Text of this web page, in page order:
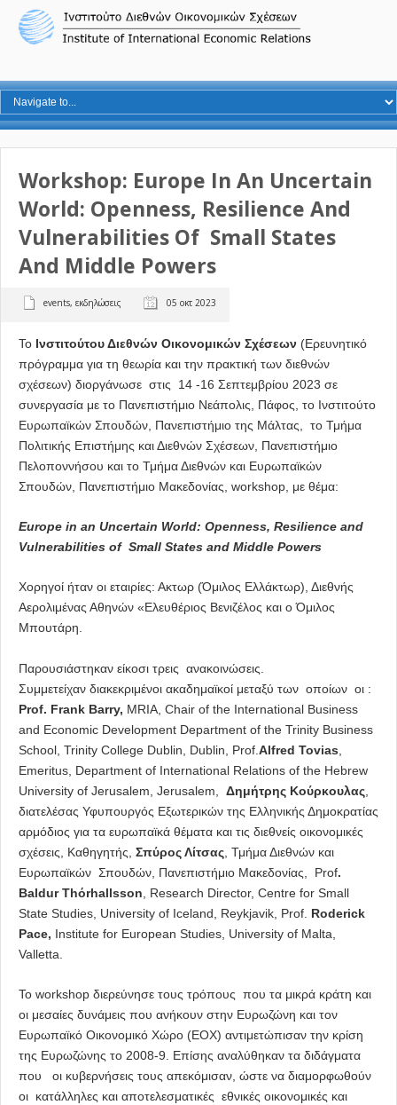
Workshop: Europe In An Uncertain
World: Openness, Resilience And
Vulnerabilities Of Small States
And Middle Powers
events, εκδηλώσεις 05 οκτ 2023
Το Ινστιτούτου Διεθνών Οικονομικών Σχέσεων (Ερευνητικό
πρόγραμμα για τη θεωρία και την πρακτική των διεθνών
σχέσεων) διοργάνωσε στις 14 -16 Σεπτεμβρίου 2023 σε
συνεργασία με το Πανεπιστήμιο Νεάπολις, Πάφος, το Ινστιτούτο
Ευρωπαϊκών Σπουδών, Πανεπιστήμιο της Μάλτας, το Τμήμα
Πολιτικής Επιστήμης και Διεθνών Σχέσεων, Πανεπιστήμιο
Πελοποννήσου και το Τμήμα Διεθνών και Ευρωπαϊκών
Σπουδών, Πανεπιστήμιο Μακεδονίας, workshop, με θέμα:
Europe in an Uncertain World: Openness, Resilience and
Vulnerabilities of Small States and Middle Powers
Χορηγοί ήταν οι εταιρίες: Ακτωρ (Όμιλος Ελλάκτωρ), Διεθνής
Αερολιμένας Αθηνών «Ελευθέριος Βενιζέλος και ο Όμιλος
Μπουτάρη.
Παρουσιάστηκαν είκοσι τρεις ανακοινώσεις.
Συμμετείχαν διακεκριμένοι ακαδημαϊκοί μεταξύ των οποίων οι :
Prof. Frank Barry, MRIA, Chair of the International Business
and Economic Development Department of the Trinity Business
School, Trinity College Dublin, Dublin, Prof. Alfred Tovias
Emeritus, Department of International Relations of the Hebrew
University of Jerusalem, Jerusalem, Δημήτρης Κούρκουλας
διατελέσας Υφυπουργός Εξωτερικών της Ελληνικής Δημοκρατίας
αρμόδιος για τα ευρωπαϊκά θέματα και τις διεθνείς οικονομικές
σχέσεις, Καθηγητής, Σπύρος Λίτσας , Τμήμα Διεθνών και
Ευρωπαϊκών Σπουδών, Πανεπιστήμιο Μακεδονίας, Prof.
Baldur Thόrhallsson , Research Director, Centre for Small
State Studies, University of Iceland, Reykjavik, Prof. Roderick
Pace, Institute for European Studies, University of Malta,
Valletta.
Το workshop διερεύνησε τους τρόπους που τα μικρά κράτη και
οι μεσαίες δυνάμεις που ανήκουν στην Ευρωζώνη και τον
Ευρωπαϊκό Οικονομικό Χώρο (ΕΟΧ) αντιμετώπισαν την κρίση
της Ευρωζώνης το 2008-9. Επίσης αναλύθηκαν τα διδάγματα
που οι κυβερνήσεις τους απεκόμισαν, ώστε να διαμορφωθούν
οι κατάλληλες και αποτελεσματικές εθνικές οικονομικές και